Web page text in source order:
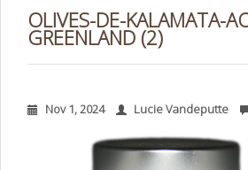
OLIVES-DE-KALAMATA-
GREENLAND (2)
Nov 1, 2024 Lucie Vandeputte